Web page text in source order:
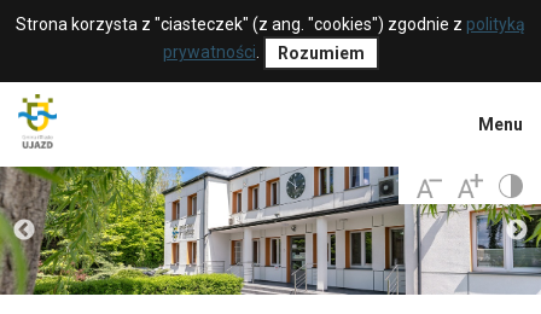
Strona korzysta z "ciasteczek" (z ang. "cookies") zgodnie z polityką
prywatności
Rozumiem
Menu